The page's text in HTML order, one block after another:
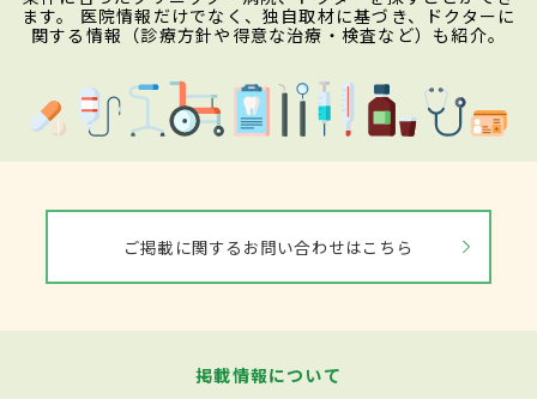
ます。 医院情報だけでなく、独自取材に基づき、ドクターに
関する情報（診療方針や得意な治療・検査など）も紹介。
ご掲載に関するお問い合わせはこちら
掲載情報について